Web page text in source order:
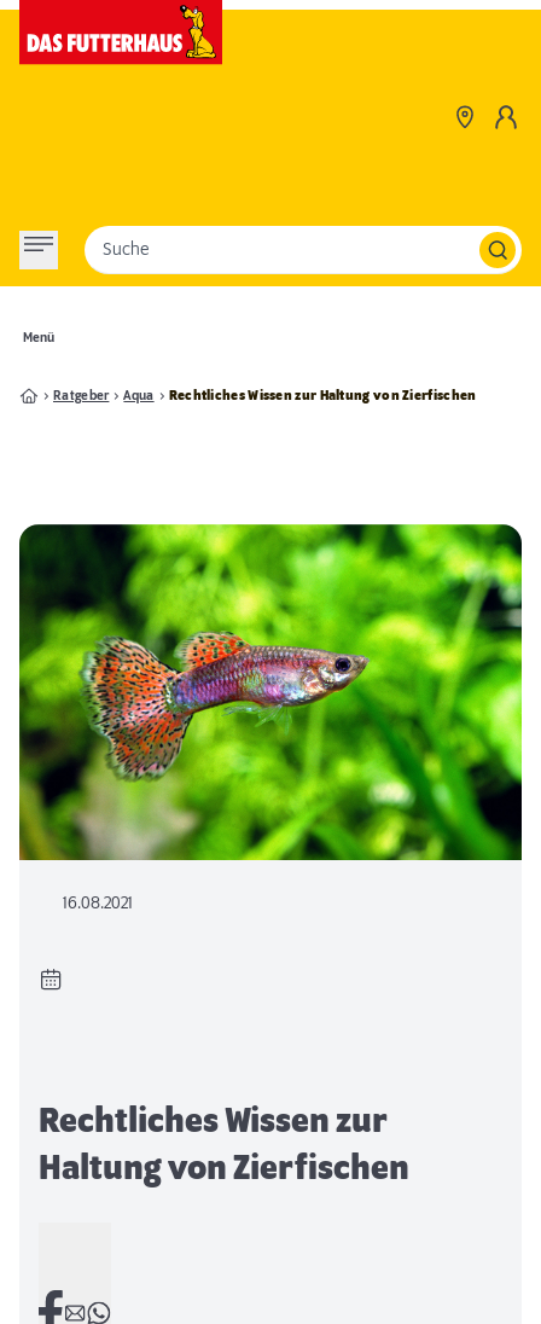
Menü
Suche
Ratgeber Aqua Rechtliches Wissen zur Haltung von Zierfischen
16.08.2021
Rechtliches Wissen zur
Haltung von Zierfischen